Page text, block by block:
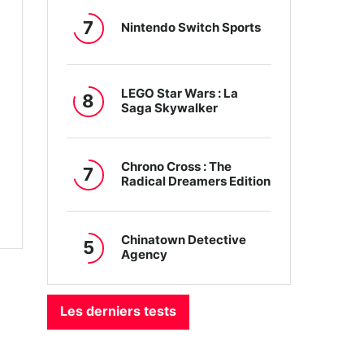
7 Nintendo Switch Sports
8
LEGO Star Wars : La
Saga Skywalker
7
Chrono Cross : The
Radical Dreamers Edition
5
Chinatown Detective
Agency
Les derniers tests